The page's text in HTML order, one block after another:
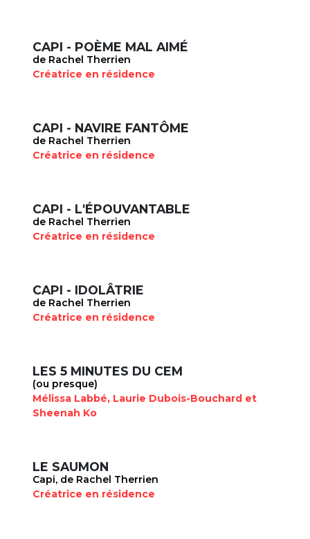
CAPI - POÈME MAL AIMÉ
de Rachel Therrien
Créatrice en résidence
CAPI - NAVIRE FANTÔME
de Rachel Therrien
Créatrice en résidence
CAPI - L'ÉPOUVANTABLE
de Rachel Therrien
Créatrice en résidence
CAPI - IDOLÂTRIE
de Rachel Therrien
Créatrice en résidence
LES 5 MINUTES DU CEM
(ou presque)
Mélissa Labbé, Laurie Dubois-Bouchard et
Sheenah Ko
LE SAUMON
Capi, de Rachel Therrien
Créatrice en résidence